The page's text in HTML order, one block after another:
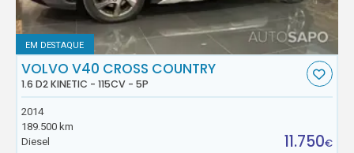
EM DESTAQUE
VOLVO V40 CROSS COUNTRY
1.6 D2 KINETIC - 115CV - 5P
2014
189.500 km
Diesel
11.750€